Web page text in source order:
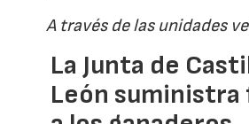
A través de las unidades
La Junta de
León